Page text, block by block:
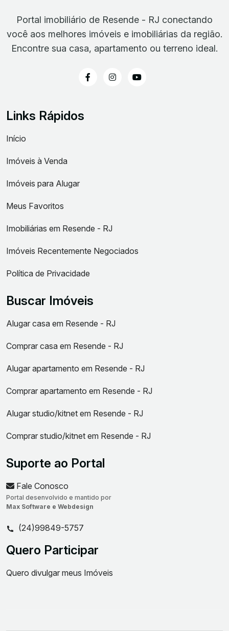
Portal imobiliário de Resende - RJ conectando
você aos melhores imóveis e imobiliárias da região.
Encontre sua casa, apartamento ou terreno ideal.
Links Rápidos
Início
Imóveis à Venda
Imóveis para Alugar
Meus Favoritos
Imobiliárias em Resende - RJ
Imóveis Recentemente Negociados
Política de Privacidade
Buscar Imóveis
Alugar casa em Resende - RJ
Comprar casa em Resende - RJ
Alugar apartamento em Resende - RJ
Comprar apartamento em Resende - RJ
Alugar studio/kitnet em Resende - RJ
Comprar studio/kitnet em Resende - RJ
Suporte ao Portal
Fale Conosco
Portal desenvolvido e mantido por
Max Software e Webdesign
(24)99849-5757
Quero Participar
Quero divulgar meus Imóveis